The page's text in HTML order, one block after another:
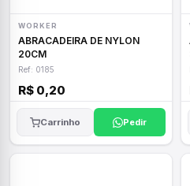
WORKER
ABRACADEIRA DE NYLON
20CM
Ref: 0185
R$ 0,20
Carrinho Pedir